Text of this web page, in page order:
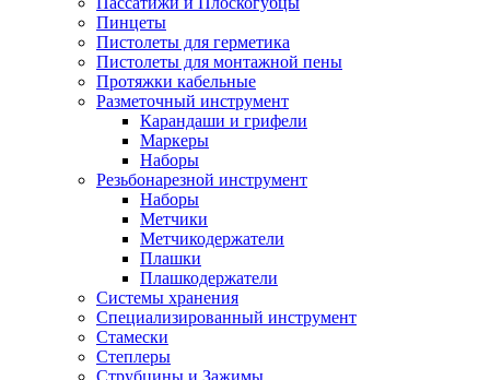
Пинцеты
Пистолеты для герметика
Пистолеты для монтажной пены
Протяжки кабельные
Разметочный инструмент
Карандаши и грифели
Маркеры
Наборы
Резьбонарезной инструмент
Наборы
Метчики
Метчикодержатели
Плашки
Плашкодержатели
Системы хранения
Специализированный инструмент
Стамески
Степлеры
Струбцины и Зажимы